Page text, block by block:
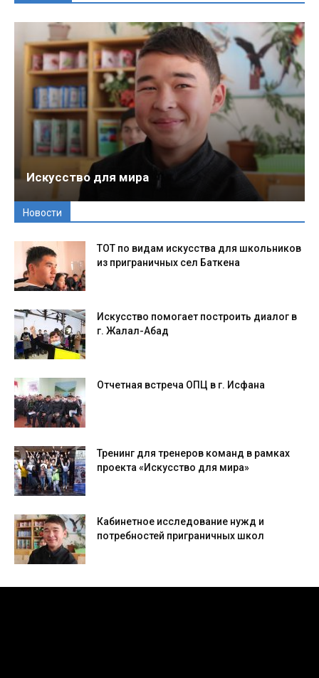
Искусство для мира
Новости
ТОТ по видам искусства для школьников
из приграничных сел Баткена
Искусство помогает построить диалог в
г. Жалал-Абад
Отчетная встреча ОПЦ в г. Исфана
Тренинг для тренеров команд в рамках
проекта «Искусство для мира»
Кабинетное исследование нужд и
потребностей приграничных школ